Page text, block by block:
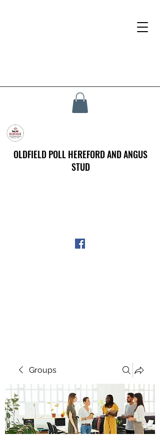
OLDFIELD POLL HEREFORD AND ANGUS
STUD
Groups